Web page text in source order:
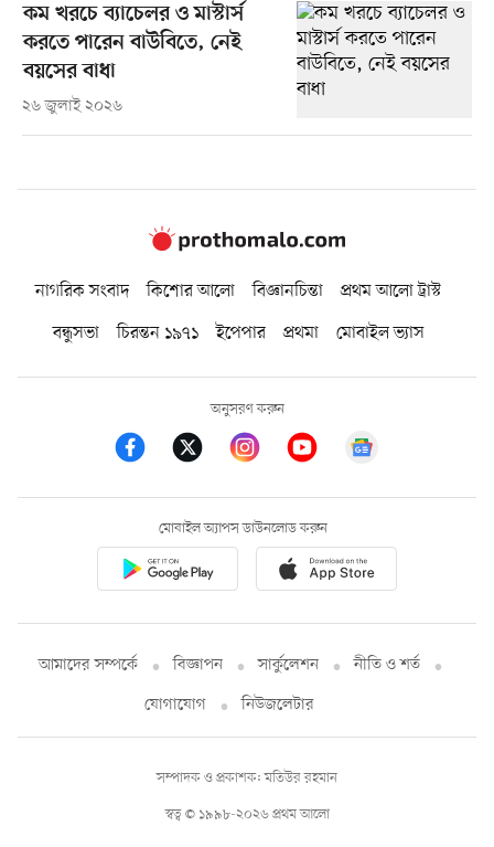
কম খরচে ব্যাচেলর ও মাস্টার্স
করতে পারেন বাউবিতে, নেই
বয়সের বাধা
২৬ জুলাই ২০২৬
নাগরিক সংবাদ কিশোর আলো বিজ্ঞানচিন্তা
প্রথম আলো ট্রাস্ট
বন্ধুসভা
চিরন্তন ১৯৭১ ইপেপার প্রথমা মোবাইল ভ্যাস
অনুসরণ করুন
মোবাইল অ্যাপস ডাউনলোড করুন
আমাদের সম্পর্কে বিজ্ঞাপন সার্কুলেশন
নীতি ও শর্ত
যোগাযোগ
নিউজলেটার
স্বত্ব © ১৯৯৮-২০২৬ প্রথম আলো
সম্পাদক ও প্রকাশক: মতিউর রহমান